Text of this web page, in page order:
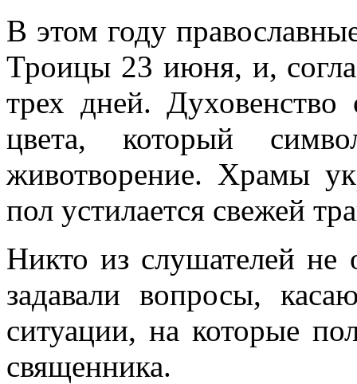
В этом году
Троицы 23 июня, и,
трех дней. Духовенство
цвета, который
животворение. Храмы
пол устилается свежей
Никто из слушателей
задавали вопросы,
ситуации, на которые
священника.